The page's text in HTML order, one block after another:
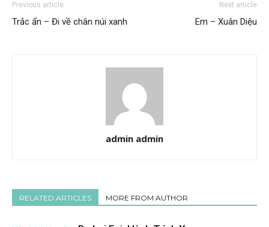
Previous article
Trắc ẩn – Đi về chân núi xanh
Next article
Em – Xuân Diệu
admin admin
RELATED ARTICLES MORE FROM AUTHOR